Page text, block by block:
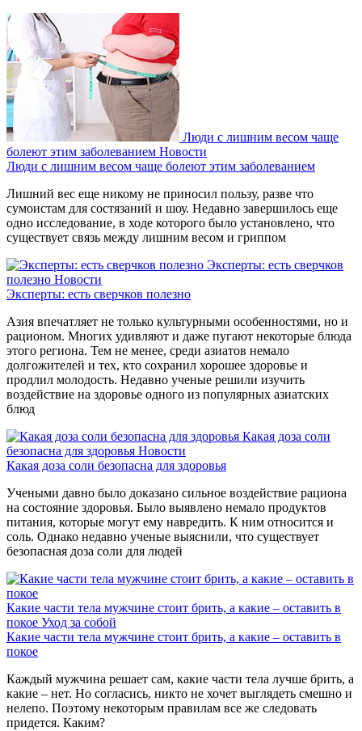
Люди с лишним весом чаще
болеют этим заболеванием Новости
Люди с лишним весом чаще болеют этим заболеванием
Лишний вес еще никому не приносил пользу, разве что
сумоистам для состязаний и шоу. Недавно завершилось еще
одно исследование, в ходе которого было установлено, что
существует связь между лишним весом и гриппом
Эксперты: есть сверчков
полезно Новости
Эксперты: есть сверчков полезно
Азия впечатляет не только культурными особенностями, но и
рационом. Многих удивляют и даже пугают некоторые блюда
этого региона. Тем не менее, среди азиатов немало
долгожителей и тех, кто сохранил хорошее здоровье и
продлил молодость. Недавно ученые решили изучить
воздействие на здоровье одного из популярных азиатских
блюд
Какая доза соли
безопасна для здоровья Новости
Какая доза соли безопасна для здоровья
Учеными давно было доказано сильное воздействие рациона
на состояние здоровья. Было выявлено немало продуктов
питания, которые могут ему навредить. К ним относится и
соль. Однако недавно ученые выяснили, что существует
безопасная доза соли для людей
Какие части тела мужчине стоит брить, а какие – оставить в
покое Уход за собой
Какие части тела мужчине стоит брить, а какие – оставить в
покое
Каждый мужчина решает сам, какие части тела лучше брить, а
какие – нет. Но согласись, никто не хочет выглядеть смешно и
нелепо. Поэтому некоторым правилам все же следовать
придется. Каким?